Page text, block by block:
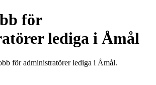
för
lediga i Åmål
för administratörer lediga i Åmål.